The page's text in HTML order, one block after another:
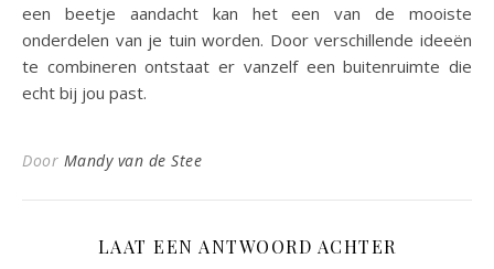
een beetje aandacht kan het een van de mooiste
onderdelen van je tuin worden. Door verschillende ideeën
te combineren ontstaat er vanzelf een buitenruimte die
echt bij jou past.
Door Mandy van de Stee
LAAT EEN ANTWOORD ACHTER